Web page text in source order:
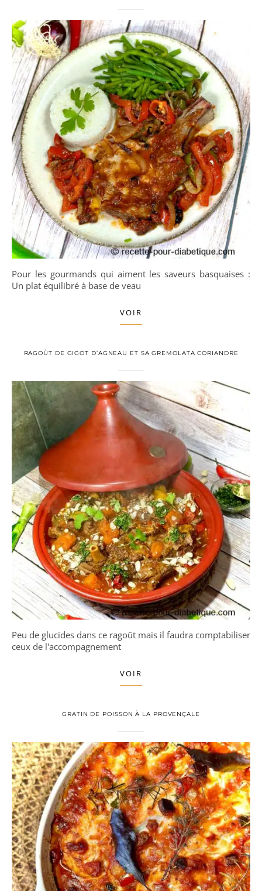
Pour les gourmands qui aiment les saveurs basquaises :
Un plat équilibré à base de veau
VOIR
RAGOÛT DE GIGOT D’AGNEAU ET SA GREMOLATA CORIANDRE
Peu de glucides dans ce ragoût mais il faudra comptabiliser
ceux de l'accompagnement
VOIR
GRATIN DE POISSON À LA PROVENÇALE